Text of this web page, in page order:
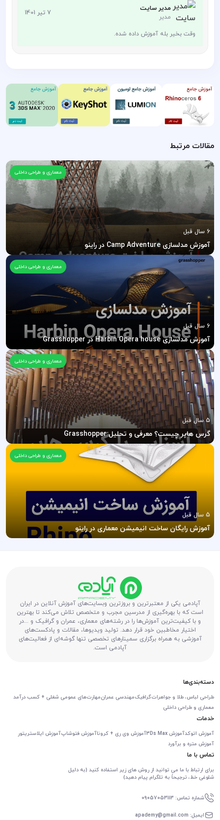
مدیر سایت
مدیر 7 تیر 1401
وقت بخیر بله آموزش داده شده.
مقالات مرتبط
معماری و طراحی داخلی
6 سال قبل
آموزش مدلسازی Camp Adventure در راینو
معماری و طراحی داخلی
6 سال قبل
آموزش مدلسازی Harbin Opera house در Grasshopper
معماری و طراحی داخلی
5 سال قبل
گرس هاپر چیست؟ معرفی و تحلیل Grasshopper
معماری و طراحی داخلی
5 سال قبل
آموزش رایگان ساخت انیمیشن معماری در راینو
آپادمی یکی از معتبرترین و بروزترین وبسایت‌های آموزش آنلاین در ایران
است که با بهره‌گیری از مدرسین مجرب و متخصص تلاش می‌کند تا بهترین
و با کیفیت‌ترین آموزش‌ها را در رشته‌های معماری، عمران و گرافیک و ...در
اختیار مخاطبین خود قرار دهد. تولید ویدیوها، مقالات و پادکست‌های
آموزشی به همراه برگزاری سمینارهای تخصصی تنها گوشه‌ای از فعالیت‌های
آپادمی است.
دسته‌بندی‌ها
طراحی لباس، طلا و جواهراتگرافیکمهندسی عمرانمهارت‌های عمومی شغلی + کسب درآمد
معماری و طراحی داخلی
خدمات
آموزش اتوکدآموزش 3Ds Max آموزش وی ری + کروناآموزش فتوشاپآموزش ایلاستریتور
آموزش متره و برآورد
تماس با ما
برای ارتباط با ما می توانید از روش های زیر استفاده کنید (به دلیل
شلوغی خط، ترجیحاً به تلگرام پیام دهید)
شماره تماس: 09057053113
ایمیل: apademy@gmail.com